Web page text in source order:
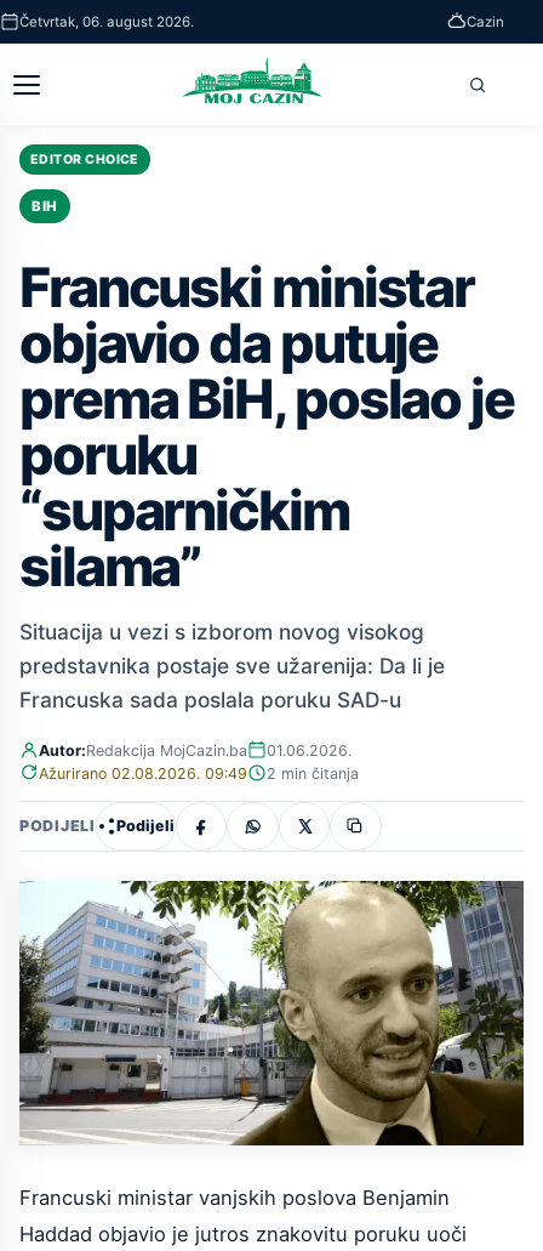
Skip
to
main
Četvrtak, 06. august 2026. Cazin
Otvori
meni
EDITOR CHOICE
BIH
Francuski ministar
objavio da putuje
prema BiH, poslao je
poruku
“suparničkim
silama”
Situacija u vezi s izborom novog visokog
predstavnika postaje sve užarenija: Da li je
Francuska sada poslala poruku SAD-u
Autor:Redakcija MojCazin.ba
01.06.2026.
Ažurirano 02.08.2026. 09:49
2 min čitanja
PODIJELI Podijeli
Francuski ministar vanjskih poslova Benjamin
Haddad objavio je jutros znakovitu poruku uoči